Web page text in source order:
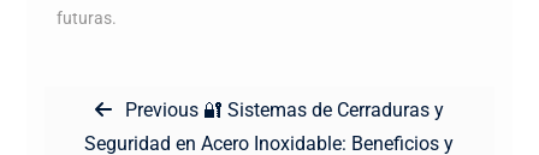
futuras.
Previous Previous
post:
🔐 Sistemas de Cerraduras y
Seguridad en Acero Inoxidable: Beneficios y